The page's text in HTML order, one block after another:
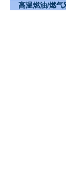
高温燃油/燃气